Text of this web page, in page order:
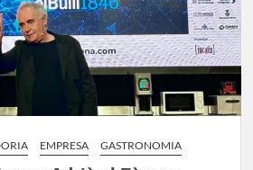
EMPRESA GASTRONOMIA